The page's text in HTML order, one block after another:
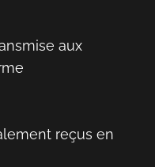
aux
reçus en